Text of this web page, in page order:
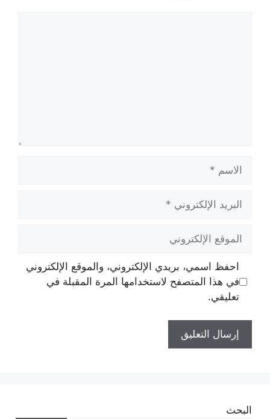
الاسم
البريد
الإلكتروني
الموقع
الإلكتروني
احفظ اسمي، بريدي الإلكتروني، والموقع الإلكتروني
في هذا المتصفح لاستخدامها المرة المقبلة في
تعليقي.
البحث